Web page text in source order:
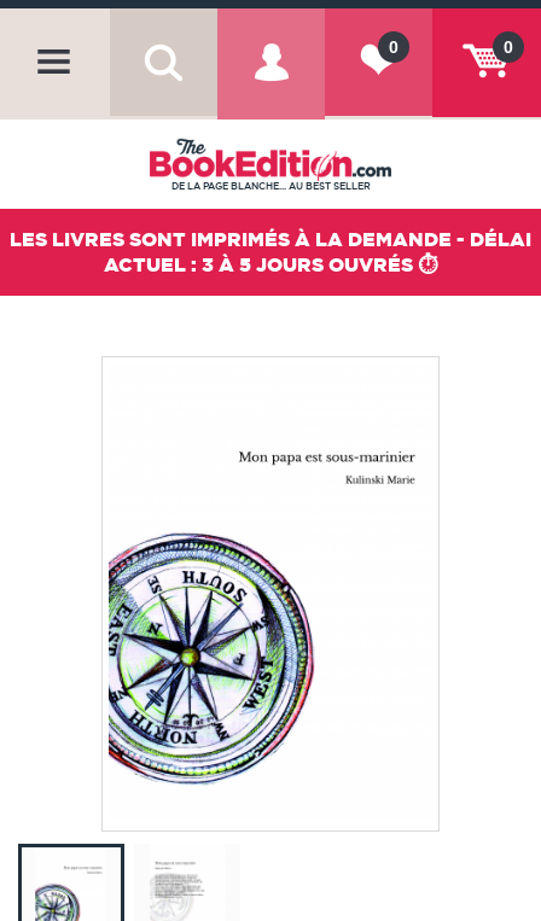
0
0
DE LA PAGE BLANCHE... AU BEST SELLER
LES LIVRES SONT IMPRIMÉS À LA DEMANDE - DÉLAI
ACTUEL : 3 À 5 JOURS OUVRÉS ⏱️